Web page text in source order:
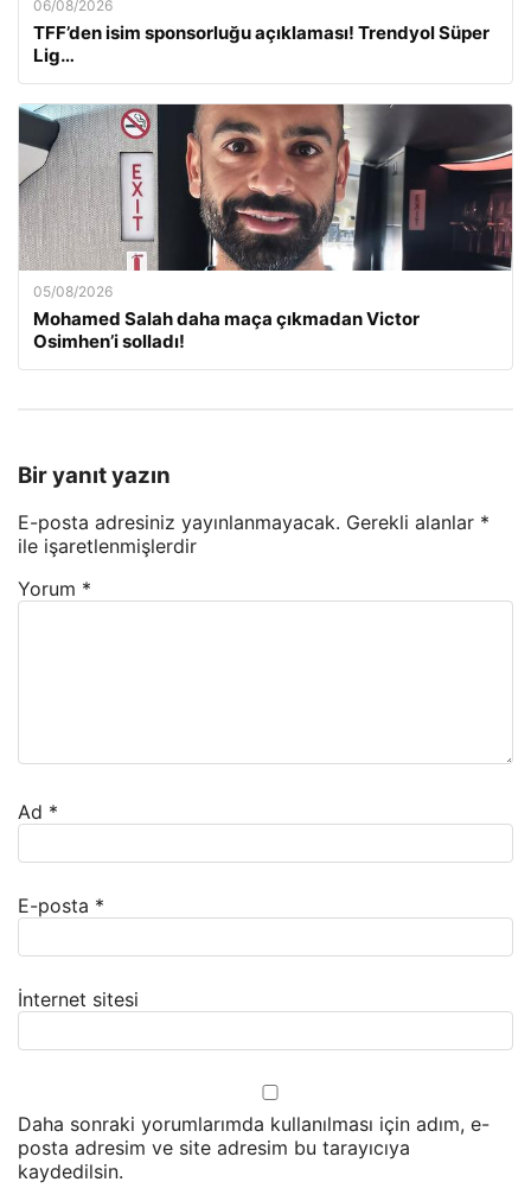
06/08/2026
TFF’den isim sponsorluğu açıklaması! Trendyol Süper
Lig…
05/08/2026
Mohamed Salah daha maça çıkmadan Victor
Osimhen’i solladı!
Bir yanıt yazın
E-posta adresiniz yayınlanmayacak. Gerekli alanlar *
ile işaretlenmişlerdir
Yorum *
Ad *
E-posta *
İnternet sitesi
Daha sonraki yorumlarımda kullanılması için adım, e-
posta adresim ve site adresim bu tarayıcıya
kaydedilsin.